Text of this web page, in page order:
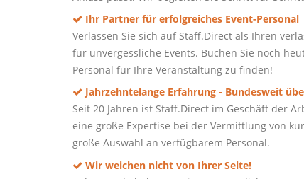
Ihr Partner für erfolgreiches Event-Personal
Verlassen Sie sich auf Staff.Direct als Ihren
für unvergessliche Events. Buchen Sie noch
Personal für Ihre Veranstaltung zu finden!
Jahrzehntelange Erfahrung - Bundesweit
Seit 20 Jahren ist Staff.Direct im Geschäft der
eine große Expertise bei der Vermittlung von
große Auswahl an verfügbarem Personal.
Wir weichen nicht von Ihrer Seite!